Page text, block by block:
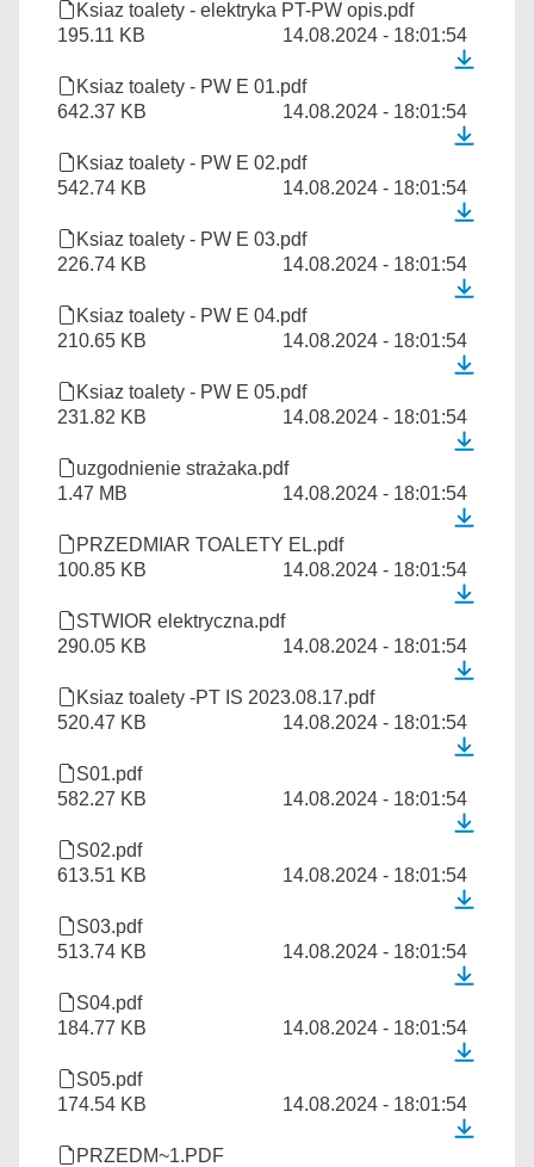
Ksiaz toalety - elektryka PT-PW opis.pdf
195.11 KB
14.08.2024 - 18:01:54
Ksiaz toalety - PW E 01.pdf
642.37 KB
14.08.2024 - 18:01:54
Ksiaz toalety - PW E 02.pdf
542.74 KB
14.08.2024 - 18:01:54
Ksiaz toalety - PW E 03.pdf
226.74 KB
14.08.2024 - 18:01:54
Ksiaz toalety - PW E 04.pdf
210.65 KB
14.08.2024 - 18:01:54
Ksiaz toalety - PW E 05.pdf
231.82 KB
14.08.2024 - 18:01:54
uzgodnienie strażaka.pdf
1.47 MB
14.08.2024 - 18:01:54
PRZEDMIAR TOALETY EL.pdf
100.85 KB
14.08.2024 - 18:01:54
STWIOR elektryczna.pdf
290.05 KB
14.08.2024 - 18:01:54
Ksiaz toalety -PT IS 2023.08.17.pdf
520.47 KB
14.08.2024 - 18:01:54
S01.pdf
582.27 KB
14.08.2024 - 18:01:54
S02.pdf
613.51 KB
14.08.2024 - 18:01:54
S03.pdf
513.74 KB
14.08.2024 - 18:01:54
S04.pdf
184.77 KB
14.08.2024 - 18:01:54
S05.pdf
174.54 KB
14.08.2024 - 18:01:54
PRZEDM~1.PDF